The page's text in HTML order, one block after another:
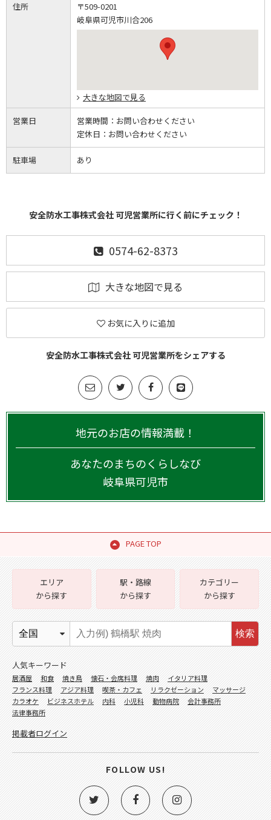
住所
〒509-0201
岐阜県可児市川合206
大きな地図で見る
営業日 営業時間： お問い合わせください
定休日： お問い合わせください
駐車場 あり
安全防水工事株式会社 可児営業所に行く前にチェック！
0574-62-8373
大きな地図で見る
お気に入りに追加
安全防水工事株式会社 可児営業所をシェアする
地元のお店の情報満載！
あなたのまちのくらしなび
岐阜県可児市
PAGE TOP
エリア
から探す
駅・路線
から探す
カテゴリー
から探す
検索
人気キーワード
居酒屋 和食 焼き鳥 懐石・会席料理 焼肉
イタリア料理
フランス料理
アジア料理 喫茶・カフェ リラクゼーション
マッサージ
カラオケ
ビジネスホテル 内科 小児科 動物病院
会計事務所
法律事務所
掲載者ログイン
FOLLOW US!